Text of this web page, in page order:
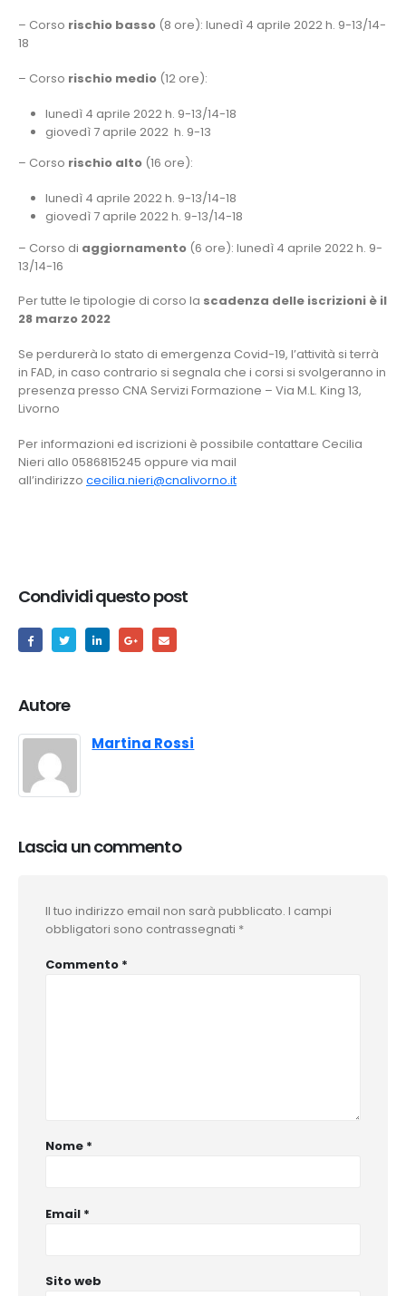
– Corso rischio basso (8 ore): lunedì 4 aprile 2022 h. 9-13/14-
18
– Corso rischio medio (12 ore):
lunedì 4 aprile 2022 h. 9-13/14-18
giovedì 7 aprile 2022 h. 9-13
– Corso rischio alto (16 ore):
lunedì 4 aprile 2022 h. 9-13/14-18
giovedì 7 aprile 2022 h. 9-13/14-18
– Corso di aggiornamento (6 ore): lunedì 4 aprile 2022 h. 9-
13/14-16
Per tutte le tipologie di corso la scadenza delle iscrizioni è il
28 marzo 2022
Se perdurerà lo stato di emergenza Covid-19, l’attività si terrà
in FAD, in caso contrario si segnala che i corsi si svolgeranno in
presenza presso CNA Servizi Formazione – Via M.L. King 13,
Livorno
Per informazioni ed iscrizioni è possibile contattare Cecilia
Nieri allo 0586815245 oppure via mail
all’indirizzo cecilia.nieri@cnalivorno.it
Condividi questo post
Autore
Martina Rossi
Lascia un commento
Il tuo indirizzo email non sarà pubblicato. I campi
obbligatori sono contrassegnati *
Commento *
Nome *
Email *
Sito web